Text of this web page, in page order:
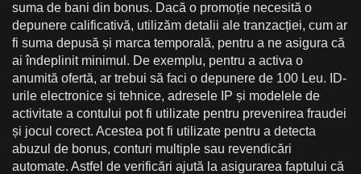
suma de bani din bonus. Dacă o promoție necesită o
depunere calificativă, utilizăm detalii ale tranzacției, cum ar
fi suma depusă și marca temporală, pentru a ne asigura că
ai îndeplinit minimul. De exemplu, pentru a activa o
anumită ofertă, ar trebui să faci o depunere de 100 Leu. ID-
urile electronice și tehnice, adresele IP și modelele de
activitate a contului pot fi utilizate pentru prevenirea fraudei
și jocul corect. Acestea pot fi utilizate pentru a detecta
abuzul de bonus, conturi multiple sau revendicări
automate. Astfel de verificări ajută la asigurarea faptului că